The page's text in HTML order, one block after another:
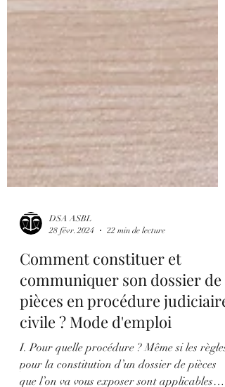
DSA ASBL
28 févr. 2024
22 min de lecture
Comment constituer et
communiquer son dossier de
pièces en procédure judiciaire